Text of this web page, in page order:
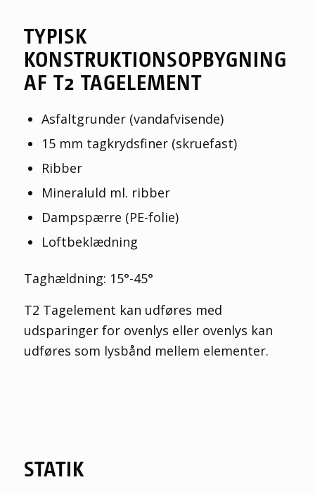
TYPISK
KONSTRUKTIONSOPBYGNING
AF T2 TAGELEMENT
Asfaltgrunder (vandafvisende)
15 mm tagkrydsfiner (skruefast)
Ribber
Mineraluld ml. ribber
Dampspærre (PE-folie)
Loftbeklædning
Taghældning: 15°-45°
T2 Tagelement kan udføres med
udsparinger for ovenlys eller ovenlys kan
udføres som lysbånd mellem elementer.
STATIK